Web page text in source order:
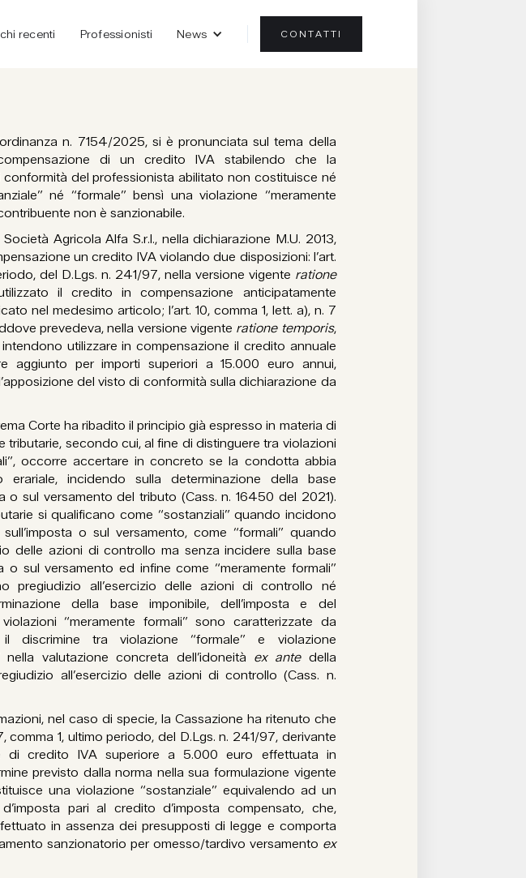
recenti Professionisti News CONTATTI
n. 7154/2025, si è pronunciata sul tema della
di un credito IVA stabilendo che la
del professionista abilitato non costituisce né
né “formale” bensì una violazione “meramente
non è sanzionabile.
Agricola Alfa S.r.l., nella dichiarazione M.U. 2013,
un credito IVA violando due disposizioni: l’art.
del D.Lgs. n. 241/97, nella versione vigente ratione
il credito in compensazione anticipatamente
nel medesimo articolo; l’art. 10, comma 1, lett. a), n. 7
prevedeva, nella versione vigente ratione temporis,
utilizzare in compensazione il credito annuale
aggiunto per importi superiori a 15.000 euro annui,
del visto di conformità sulla dichiarazione da
Corte ha ribadito il principio già espresso in materia di
tributarie, secondo cui, al fine di distinguere tra violazioni
occorre accertare in concreto se la condotta abbia
incidendo sulla determinazione della base
o sul versamento del tributo (Cass. n. 16450 del 2021).
si qualificano come “sostanziali” quando incidono
o sul versamento, come “formali” quando
delle azioni di controllo ma senza incidere sulla base
o sul versamento ed infine come “meramente formali”
pregiudizio all’esercizio delle azioni di controllo né
della base imponibile, dell’imposta e del
“meramente formali” sono caratterizzate da
il discrimine tra violazione “formale” e violazione
nella valutazione concreta dell’idoneità ex antedella
all’esercizio delle azioni di controllo (Cass. n.
nel caso di specie, la Cassazione ha ritenuto che
comma 1, ultimo periodo, del D.Lgs. n. 241/97, derivante
di credito IVA superiore a 5.000 euro effettuata in
previsto dalla norma nella sua formulazione vigente
una violazione “sostanziale” equivalendo ad un
pari al credito d’imposta compensato, che,
in assenza dei presupposti di legge e comporta
sanzionatorio per omesso/tardivo versamento ex